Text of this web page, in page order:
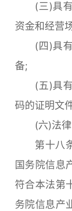
(三)具有
资金和经营
(四)具有
备;
(五)具有
码的证明文
(六)法律
第十八条
国务院信息
符合本法第
务院信息产